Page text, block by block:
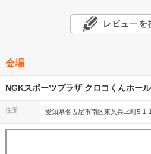
会場
NGKスポーツプラザ クロコくんホール
住所 愛知県名古屋市南区東又兵ヱ町5-1-